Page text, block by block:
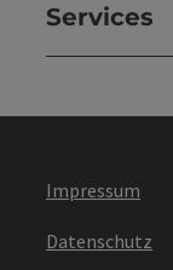
Services
Impressum
Datenschutz